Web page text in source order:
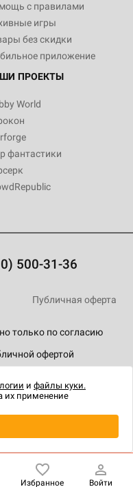
с правилами
игры
без скидки
приложение
ПРОЕКТЫ
World
фантастики
500-31-36
только по согласию
офертой
Публичная оферта
Избранное Войти
и файлы куки.
их применение